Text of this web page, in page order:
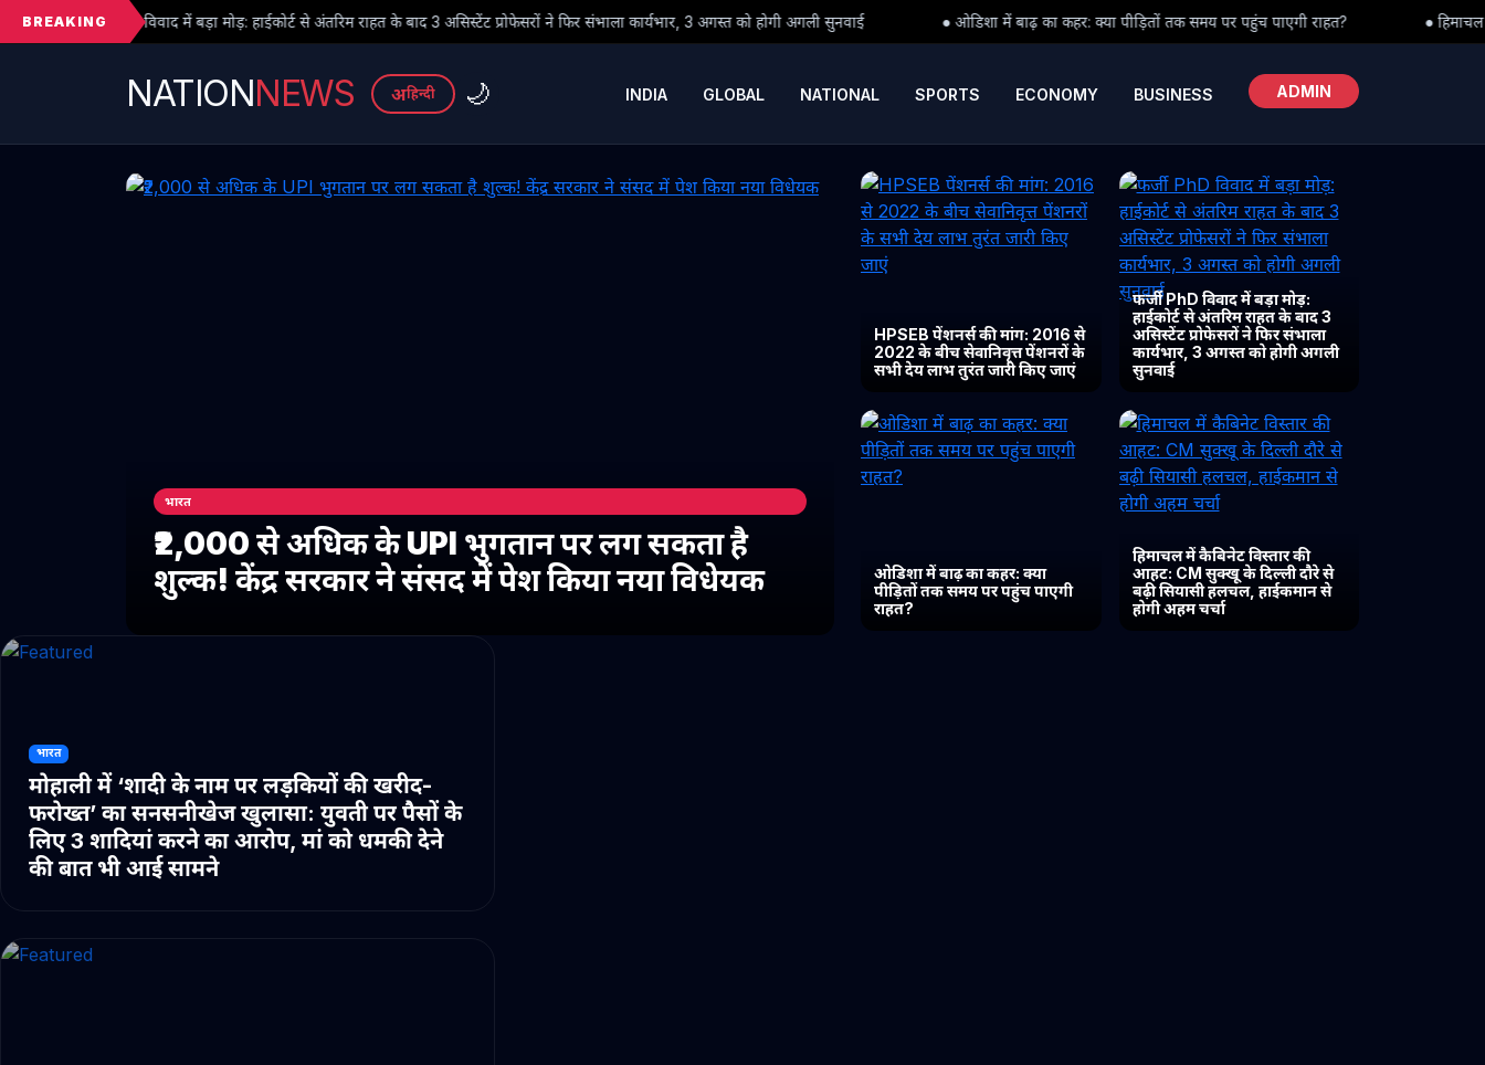
BREAKING
बड़ा मोड़: हाईकोर्ट से अंतरिम राहत के बाद 3 असिस्टेंट प्रोफेसरों ने फिर संभाला कार्यभार, 3 अगस्त को होगी अगली सुनवाई ● ओडिशा में बाढ़ का कहर: क्या पीड़ितों तक समय पर पहुंच पाएगी राहत? ● हिमाचल में कैबिनेट विस्तार की आहट:
NATIONNEWS अहिन्दी 🌙 INDIA GLOBAL NATIONAL SPORTS ECONOMY BUSINESS ADMIN
भारत
₹2,000 से अधिक के UPI भुगतान पर लग सकता है
शुल्क! केंद्र सरकार ने संसद में पेश किया नया विधेयक
HPSEB पेंशनर्स की मांग: 2016 से
2022 के बीच सेवानिवृत्त पेंशनरों के
सभी देय लाभ तुरंत जारी किए जाएं
फर्जी PhD विवाद में बड़ा मोड़:
हाईकोर्ट से अंतरिम राहत के बाद 3
असिस्टेंट प्रोफेसरों ने फिर संभाला
कार्यभार, 3 अगस्त को होगी अगली
सुनवाई
ओडिशा में बाढ़ का कहर: क्या
पीड़ितों तक समय पर पहुंच पाएगी
राहत?
हिमाचल में कैबिनेट विस्तार की
आहट: CM सुक्खू के दिल्ली दौरे से
बढ़ी सियासी हलचल, हाईकमान से
होगी अहम चर्चा
भारत
मोहाली में ‘शादी के नाम पर लड़कियों की खरीद-
फरोख्त’ का सनसनीखेज खुलासा: युवती पर पैसों के
लिए 3 शादियां करने का आरोप, मां को धमकी देने
की बात भी आई सामने